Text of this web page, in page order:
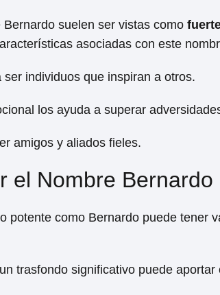
suelen ser vistas como
asociadas con este
ser individuos que inspiran a otros.
los ayuda a superar
amigos y aliados fieles.
el Nombre Bernardo
potente como Bernardo puede tener
trasfondo significativo puede aportar